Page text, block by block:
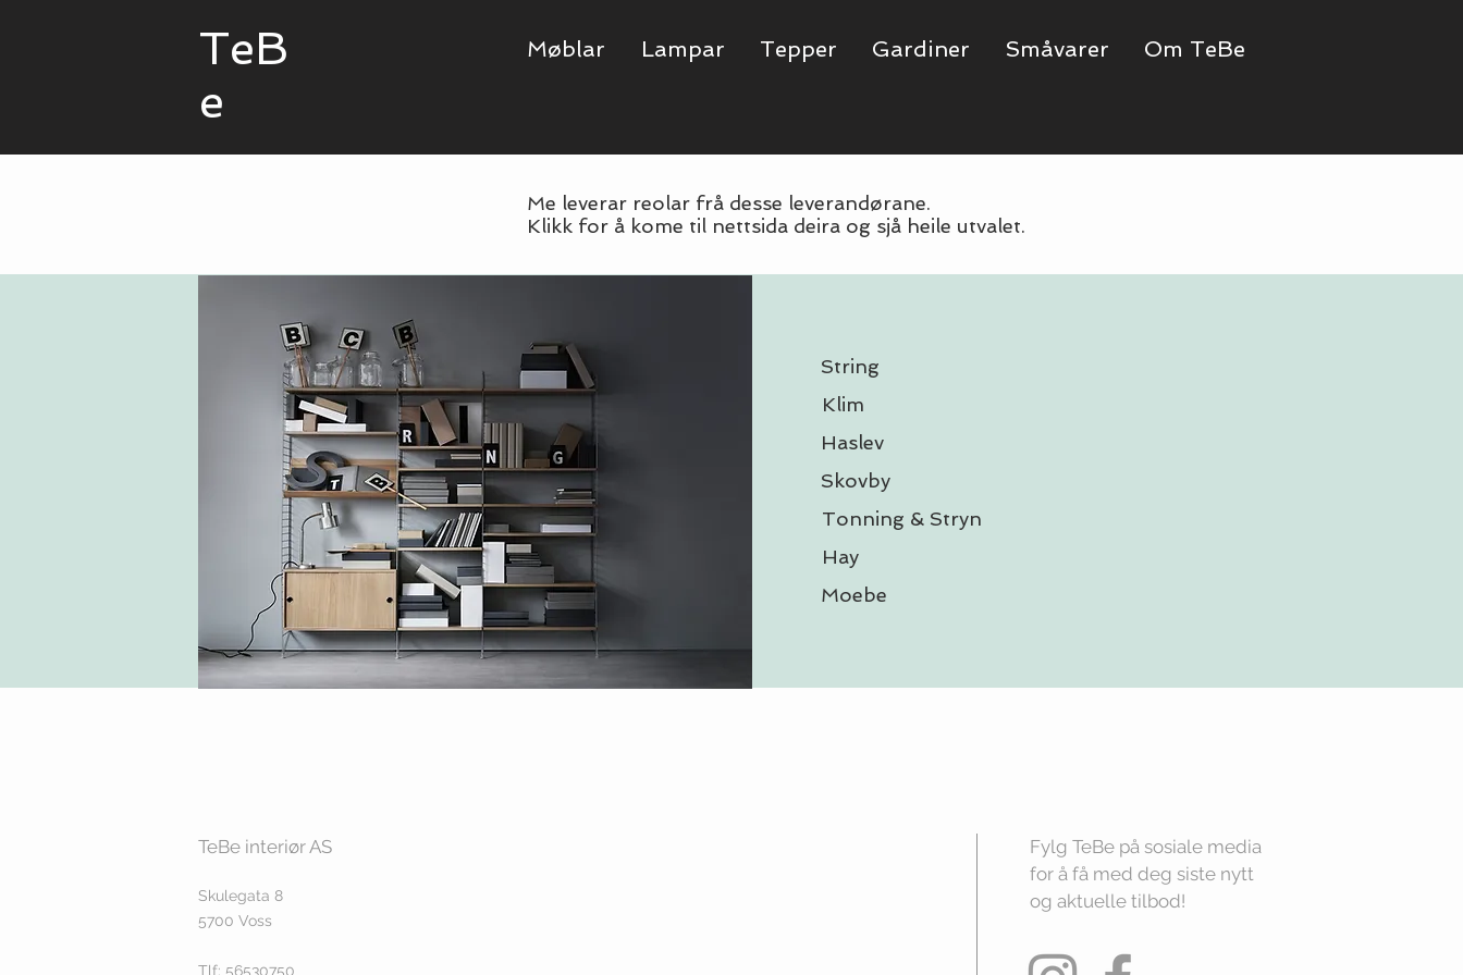
TeB
e
Møblar Lampar Tepper Gardiner Småvarer Om TeBe
Me leverar reolar frå desse leverandørane.
Klikk for å kome til nettsida deira og sjå heile utvalet.
String
Klim
Haslev
Skovby
Tonning & Stryn
Hay
Moebe
TeBe interiør AS
Skulegata 8
5700 Voss
Tlf: 56530750
Fylg TeBe på sosiale media
for å få med deg siste nytt
og aktuelle tilbod!